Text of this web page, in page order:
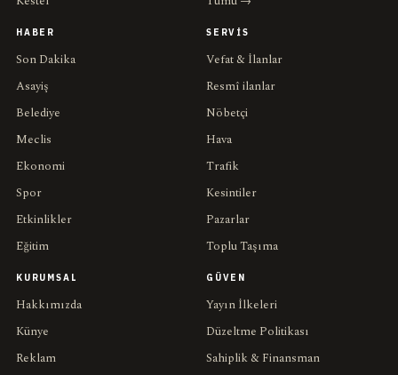
HABER
Son Dakika
Asayiş
Belediye
Meclis
Ekonomi
Spor
Etkinlikler
Eğitim
SERVIS
Vefat & İlanlar
Resmî ilanlar
Nöbetçi
Hava
Trafik
Kesintiler
Pazarlar
Toplu Taşıma
KURUMSAL
Hakkımızda
Künye
Reklam
GÜVEN
Yayın İlkeleri
Düzeltme Politikası
Sahiplik & Finansman